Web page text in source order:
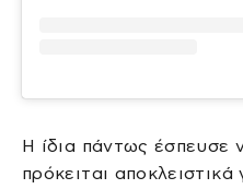
Η ίδια πάντως έσπευσε
πρόκειται